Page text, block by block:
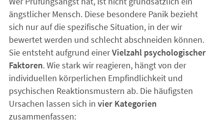
ängstlicher Mensch. Diese besondere Panik bezieht
sich nur auf die spezifische Situation, in der wir
bewertet werden und schlecht abschneiden können.
Sie entsteht aufgrund einerVielzahl psychologischer
Faktoren. Wie stark wir reagieren, hängt von der
individuellen körperlichen Empfindlichkeit und
psychischen Reaktionsmustern ab. Die häufigsten
Ursachen lassen sich in vier Kategorien
zusammenfassen: